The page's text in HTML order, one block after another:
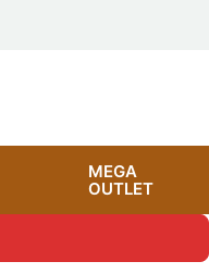
MEGA
OUTLET